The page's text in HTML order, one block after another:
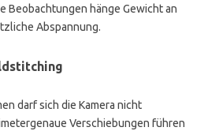
Beobachtungen hänge Gewicht an
Abspannung.
darf sich die Kamera nicht
Verschiebungen führen